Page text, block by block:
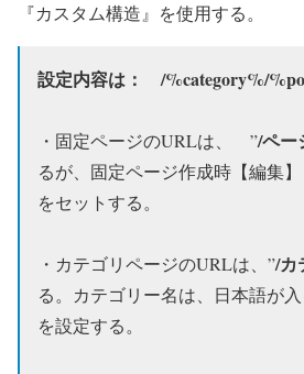
『カスタム構造』を使用する。
設定内容は： /%category%/
・固定ページのURLは、 ”/ペー
るが、固定ページ作成時【編集
をセットする。
・カテゴリページのURLは、”/カ
る。カテゴリー名は、日本語が
を設定する。